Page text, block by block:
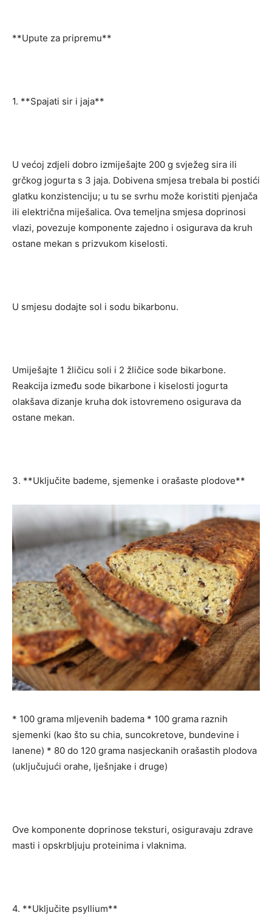
**Upute za pripremu**
1. **Spajati sir i jaja**
U većoj zdjeli dobro izmiješajte 200 g svježeg sira ili
grčkog jogurta s 3 jaja. Dobivena smjesa trebala bi postići
glatku konzistenciju; u tu se svrhu može koristiti pjenjača
ili električna miješalica. Ova temeljna smjesa doprinosi
vlazi, povezuje komponente zajedno i osigurava da kruh
ostane mekan s prizvukom kiselosti.
U smjesu dodajte sol i sodu bikarbonu.
Umiješajte 1 žličicu soli i 2 žličice sode bikarbone.
Reakcija između sode bikarbone i kiselosti jogurta
olakšava dizanje kruha dok istovremeno osigurava da
ostane mekan.
3. **Uključite bademe, sjemenke i orašaste plodove**
* 100 grama mljevenih badema * 100 grama raznih
sjemenki (kao što su chia, suncokretove, bundevine i
lanene) * 80 do 120 grama nasjeckanih orašastih plodova
(uključujući orahe, lješnjake i druge)
Ove komponente doprinose teksturi, osiguravaju zdrave
masti i opskrbljuju proteinima i vlaknima.
4. **Uključite psyllium**